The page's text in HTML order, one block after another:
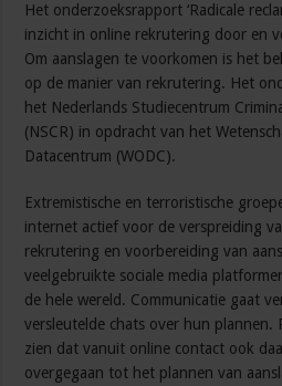
Het onderzoeksrapport ‘Radicale
inzicht in online rekrutering door en
Om aanslagen te voorkomen is het
op de manier van rekrutering. Het
het Nederlands Studiecentrum
(NSCR) in opdracht van het
Datacentrum (WODC).
Extremistische en terroristische
internet actief voor de verspreiding
rekrutering en voorbereiding van
veelgebruikte sociale media
de hele wereld. Communicatie gaat
versleutelde chats over hun plannen.
zien dat vanuit online contact ook
overgegaan tot het plannen van